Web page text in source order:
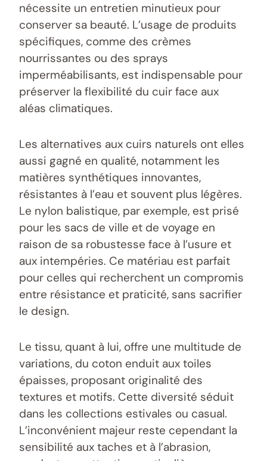
nécessite un entretien minutieux pour
conserver sa beauté. L’usage de produits
spécifiques, comme des crèmes
nourrissantes ou des sprays
imperméabilisants, est indispensable pour
préserver la flexibilité du cuir face aux
aléas climatiques.
Les alternatives aux cuirs naturels ont elles
aussi gagné en qualité, notamment les
matières synthétiques innovantes,
résistantes à l’eau et souvent plus légères.
Le nylon balistique, par exemple, est prisé
pour les sacs de ville et de voyage en
raison de sa robustesse face à l’usure et
aux intempéries. Ce matériau est parfait
pour celles qui recherchent un compromis
entre résistance et praticité, sans sacrifier
le design.
Le tissu, quant à lui, offre une multitude de
variations, du coton enduit aux toiles
épaisses, proposant originalité des
textures et motifs. Cette diversité séduit
dans les collections estivales ou casual.
L’inconvénient majeur reste cependant la
sensibilité aux taches et à l’abrasion,